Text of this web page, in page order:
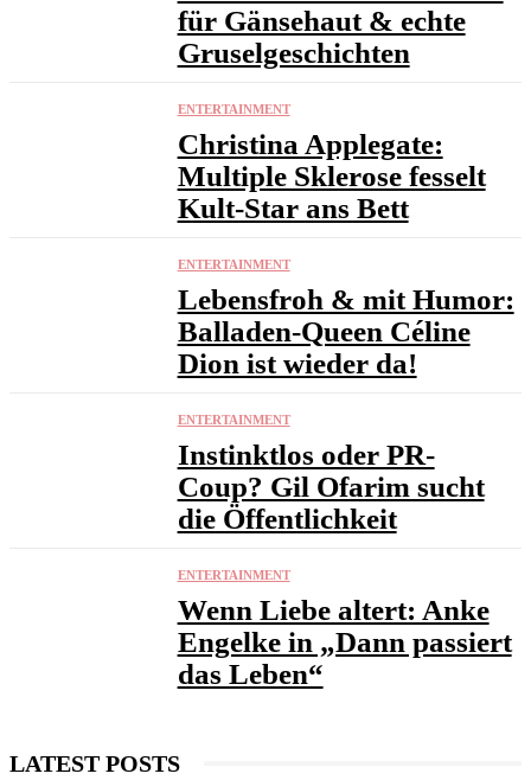
für Gänsehaut & echte
Gruselgeschichten
ENTERTAINMENT
Christina Applegate:
Multiple Sklerose fesselt
Kult-Star ans Bett
ENTERTAINMENT
Lebensfroh & mit Humor:
Balladen-Queen Céline
Dion ist wieder da!
ENTERTAINMENT
Instinktlos oder PR-
Coup? Gil Ofarim sucht
die Öffentlichkeit
ENTERTAINMENT
Wenn Liebe altert: Anke
Engelke in „Dann passiert
das Leben“
LATEST POSTS